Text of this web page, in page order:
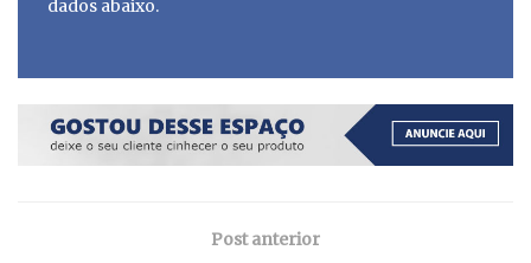
dados abaixo.
Post anterior